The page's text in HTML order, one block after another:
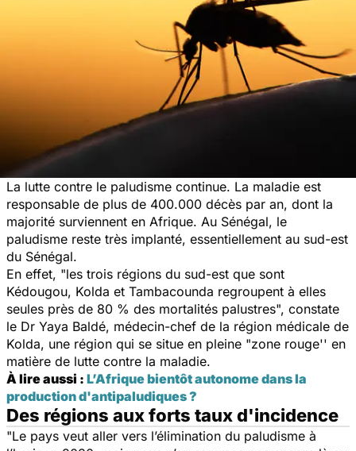
La lutte contre le paludisme continue. La maladie est
responsable de plus de 400.000 décès par an, dont la
majorité surviennent en Afrique. Au Sénégal, le
paludisme reste très implanté, essentiellement au sud-est
du Sénégal.
En effet, "les trois régions du sud-est que sont
Kédougou, Kolda et Tambacounda regroupent à elles
seules près de 80 % des mortalités palustres", constate
le Dr Yaya Baldé, médecin-chef de la région médicale de
Kolda, une région qui se situe en pleine "zone rouge'' en
matière de lutte contre la maladie.
À lire aussi : L’Afrique bientôt autonome dans la
production d'antipaludiques ?
Des régions aux forts taux d'incidence
"Le pays veut aller vers l’élimination du paludisme à